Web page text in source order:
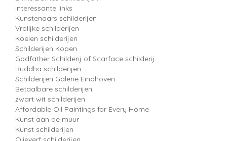
Interessante links
Kunstenaars schilderijen
Vrolijke schilderijen
Koeien schilderijen
Schilderijen Kopen
Godfather Schilderij of Scarface schilderij
Buddha schilderijen
Schilderijen Galerie Eindhoven
Betaalbare schilderijen
zwart wit schilderijen
Affordable Oil Paintings for Every Home
Kunst aan de muur
Kunst schilderijen